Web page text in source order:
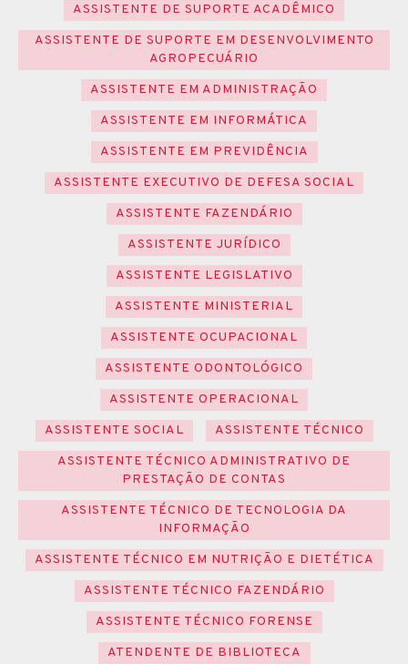
ASSISTENTE DE SUPORTE ACADÊMICO
ASSISTENTE DE SUPORTE EM DESENVOLVIMENTO
AGROPECUÁRIO
ASSISTENTE EM ADMINISTRAÇÃO
ASSISTENTE EM INFORMÁTICA
ASSISTENTE EM PREVIDÊNCIA
ASSISTENTE EXECUTIVO DE DEFESA SOCIAL
ASSISTENTE FAZENDÁRIO
ASSISTENTE JURÍDICO
ASSISTENTE LEGISLATIVO
ASSISTENTE MINISTERIAL
ASSISTENTE OCUPACIONAL
ASSISTENTE ODONTOLÓGICO
ASSISTENTE OPERACIONAL
ASSISTENTE SOCIAL
ASSISTENTE TÉCNICO
ASSISTENTE TÉCNICO ADMINISTRATIVO DE
PRESTAÇÃO DE CONTAS
ASSISTENTE TÉCNICO DE TECNOLOGIA DA
INFORMAÇÃO
ASSISTENTE TÉCNICO EM NUTRIÇÃO E DIETÉTICA
ASSISTENTE TÉCNICO FAZENDÁRIO
ASSISTENTE TÉCNICO FORENSE
ATENDENTE DE BIBLIOTECA